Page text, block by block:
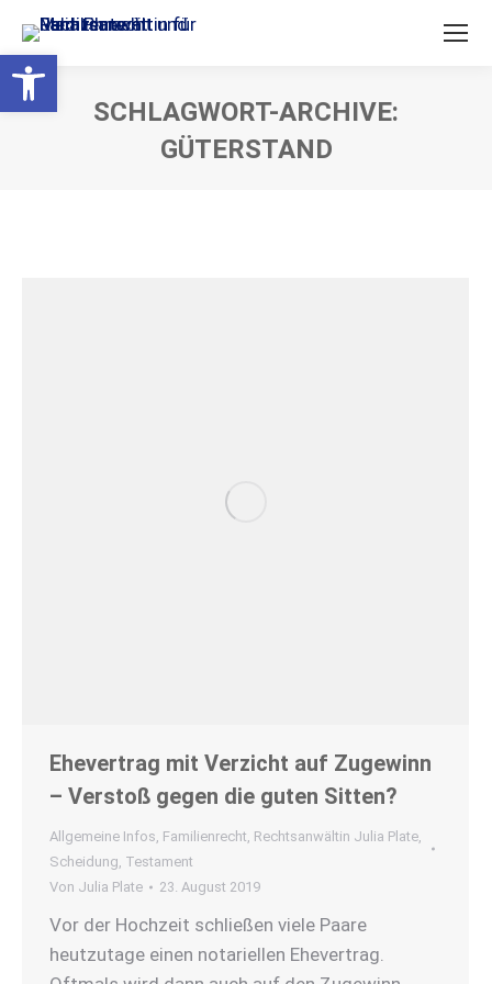
Open toolbar
SCHLAGWORT-ARCHIVE:
GÜTERSTAND
Ehevertrag mit Verzicht auf Zugewinn
– Verstoß gegen die guten Sitten?
Allgemeine Infos, Familienrecht, Rechtsanwältin Julia Plate,
Scheidung, Testament
Von Julia Plate 23. August 2019
Vor der Hochzeit schließen viele Paare
heutzutage einen notariellen Ehevertrag.